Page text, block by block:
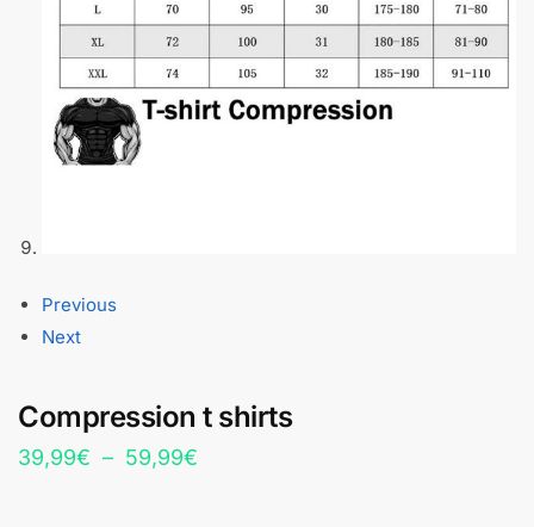
Previous
Next
Compression t shirts
39,99€ – 59,99€